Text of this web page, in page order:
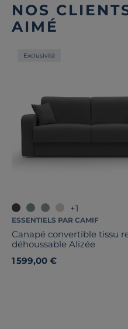
NOS
AIMÉ
Exclusivité
+1
ESSENTIELS PAR CAMIF
Canapé convertible tissu
déhoussable Alizée
1 599,00 €